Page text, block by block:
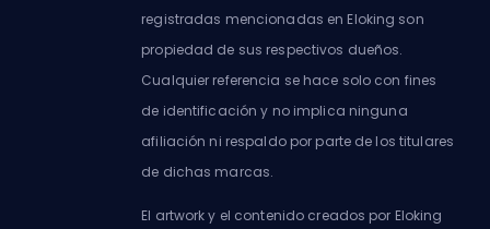
registradas mencionadas en Eloking son
propiedad de sus respectivos dueños.
Cualquier referencia se hace solo con fines
de identificación y no implica ninguna
afiliación ni respaldo por parte de los titulares
de dichas marcas.
El artwork y el contenido creados por Eloking